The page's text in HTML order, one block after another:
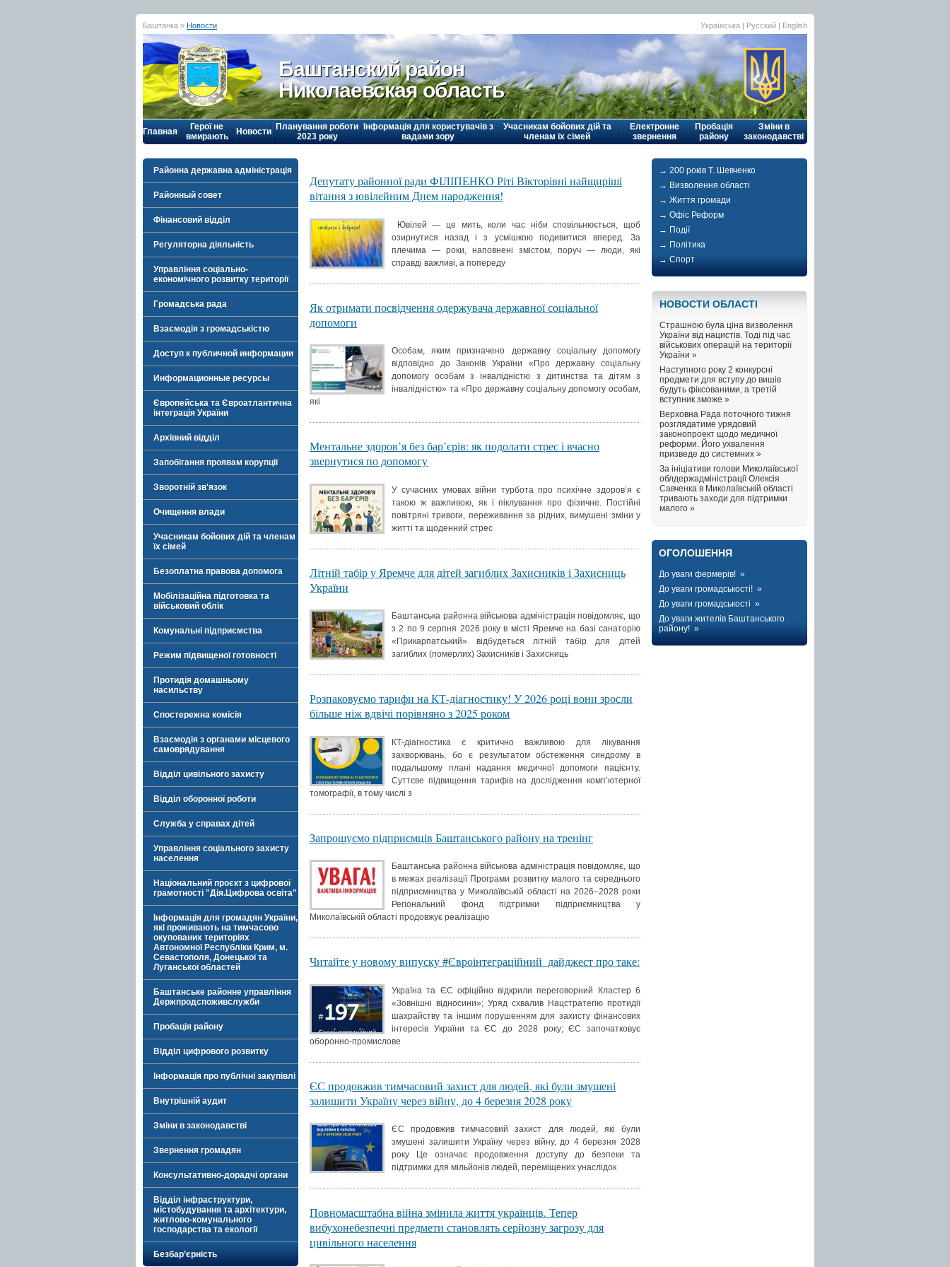
Баштанка » Новости Українська | Русский | English
Баштанский район
Николаевская область
Главная
Герої не
вмирають
Новости Планування роботи
2023 року
Інформація для користувачів з
вадами зору
Учасникам бойових дій та
членам їх сімей
Електронне
звернення
Пробація
району
Зміни в
законодавстві
Районна державна адміністрація
Районный совет
Фінансовий відділ
Регуляторна діяльність
Управління соціально-
економічного розвитку території
Громадська рада
Взаємодія з громадськістю
Доступ к публичной информации
Информационные ресурсы
Європейська та Євроатлантична
інтеграція України
Архівний відділ
Запобігання проявам корупції
Зворотній зв'язок
Очищення влади
Учасникам бойових дій та членам
їх сімей
Безоплатна правова допомога
Мобілізаційна підготовка та
військовий облік
Комунальні підприємства
Режим підвищеної готовності
Протидія домашньому
насильству
Спостережна комісія
Взаємодія з органами місцевого
самоврядування
Відділ цивільного захисту
Відділ оборонної роботи
Служба у справах дітей
Управління соціального захисту
населення
Національний проєкт з цифрової
грамотності "Дія.Цифрова освіта"
Інформація для громадян України,
які проживають на тимчасово
окупованих територіях
Автономної Республіки Крим, м.
Севастополя, Донецької та
Луганської областей
Баштанське районне управління
Держпродспоживслужби
Пробація району
Відділ цифрового розвитку
Інформація про публічні закупівлі
Внутрішній аудит
Зміни в законодавстві
Звернення громадян
Консультативно-дорадчі органи
Відділ інфраструктури,
містобудування та архітектури,
житлово-комунального
господарства та екології
Безбар’єрність
Депутату районної ради ФІЛІПЕНКО Ріті Вікторівні найщиріші
вітання з ювілейним Днем народження!
Ювілей — це мить, коли час ніби сповільнюється, щоб
озирнутися назад і з усмішкою подивитися вперед. За
плечима — роки, наповнені змістом, поруч — люди, які
справді важливі, а попереду
Як отримати посвідчення одержувача державної соціальної
допомоги
Особам, яким призначено державну соціальну допомогу
відповідно до Законів України «Про державну соціальну
допомогу особам з інвалідністю з дитинства та дітям з
інвалідністю» та «Про державну соціальну допомогу особам,
які
Ментальне здоров’я без бар’єрів: як подолати стрес і вчасно
звернутися по допомогу
У сучасних умовах війни турбота про психічне здоров’я є
такою ж важливою, як і піклування про фізичне. Постійні
повітряні тривоги, переживання за рідних, вимушені зміни у
житті та щоденний стрес
Літній табір у Яремче для дітей загиблих Захисників і Захисниць
України
Баштанська районна військова адміністрація повідомляє, що
з 2 по 9 серпня 2026 року в місті Яремче на базі санаторію
«Прикарпатський» відбудеться літній табір для дітей
загиблих (померлих) Захисників і Захисниць
Розпаковуємо тарифи на КТ-діагностику! У 2026 році вони зросли
більше ніж вдвічі порівняно з 2025 роком
КТ-діагностика є критично важливою для лікування
захворювань, бо є результатом обстеження синдрому в
подальшому плані надання медичної допомоги пацієнту.
Суттєве підвищення тарифів на дослідження комп’ютерної
томографії, в тому числі з
Запрошуємо підприємців Баштанського району на тренінг
Баштанська районна військова адміністрація повідомляє, що
в межах реалізації Програми розвитку малого та середнього
підприємництва у Миколаївській області на 2026–2028 роки
Регіональний фонд підтримки підприємництва у
Миколаївській області продовжує реалізацію
Читайте у новому випуску #Євроінтеграційний_дайджест про таке:
Україна та ЄС офіційно відкрили переговорний Кластер 6
«Зовнішні відносини»; Уряд схвалив Нацстратегію протидії
шахрайству та іншим порушенням для захисту фінансових
інтересів України та ЄС до 2028 року; ЄС започатковує
оборонно-промислове
ЄС продовжив тимчасовий захист для людей, які були змушені
залишити Україну через війну, до 4 березня 2028 року
ЄС продовжив тимчасовий захист для людей, які були
змушені залишити Україну через війну, до 4 березня 2028
року Це означає продовження доступу до безпеки та
підтримки для мільйонів людей, переміщених унаслідок
Повномасштабна війна змінила життя українців. Тепер
вибухонебезпечні предмети становлять серйозну загрозу для
цивільного населення
→ 200 років Т. Шевченко
→ Визволення області
→ Життя громади
→ Офіс Реформ
→ Події
→ Політика
→ Спорт
НОВОСТИ ОБЛАСТI
Страшною була ціна визволення
України від нацистів. Тоді під час
військових операцій на території
України »
Наступного року 2 конкурсні
предмети для вступу до вишів
будуть фіксованими, а третій
вступник зможе »
Верховна Рада поточного тижня
розглядатиме урядовий
законопроект щодо медичної
реформи. Його ухвалення
призведе до системних »
За ініціативи голови Миколаївської
облдержадміністрації Олексія
Савченка в Миколаївській області
тривають заходи для підтримки
малого »
ОГОЛОШЕННЯ
До уваги фермерів! »
До уваги громадськості! »
До уваги громадськості »
До уваги жителів Баштанського
району! »